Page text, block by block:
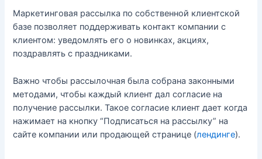
Маркетинговая рассылка по собственной клиентской
базе позволяет поддерживать контакт компании с
клиентом: уведомлять его о новинках, акциях,
поздравлять с праздниками.
Важно чтобы рассылочная была собрана законными
методами, чтобы каждый клиент дал согласие на
получение рассылки. Такое согласие клиент дает когда
нажимает на кнопку “Подписаться на рассылку” на
сайте компании или продающей странице (лендинге).